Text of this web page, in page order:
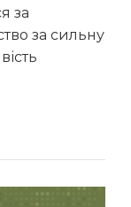
за
за сильну